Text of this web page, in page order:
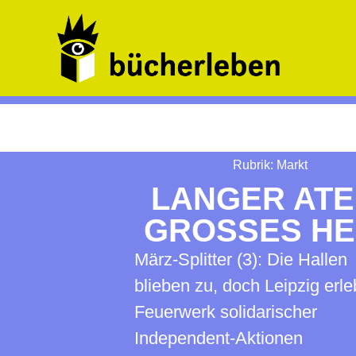
Rubrik: Markt
LANGER
GROSSES
März-Splitter (3): Die Hallen
blieben zu, doch Leipzig
Feuerwerk solidarischer
Independent-Aktionen